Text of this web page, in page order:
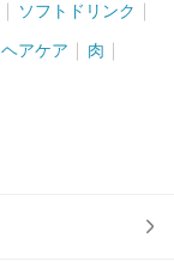
ソフトドリンク
ヘアケア 肉